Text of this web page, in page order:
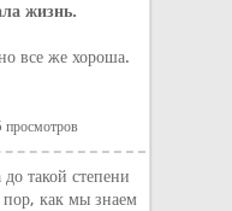
жизнь.
все же хороша.
просмотров
такой степени
пор, как мы знаем